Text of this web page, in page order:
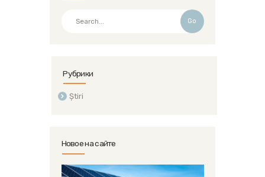
Go
Рубрики
Știri
Новое на сайте